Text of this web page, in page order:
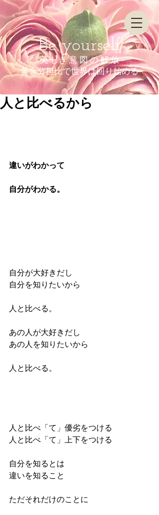
Be yourself
美 しき 意 図 の 解 放
​黄金分担比で世界は回り始める
人と比べるから
違いがわかって
自分がわかる。
自分が大好きだし
自分を知りたいから
人と比べる。
あの人が大好きだし
あの人を知りたいから
人と比べる。
人と比べ「て」優劣をつける
人と比べ「て」上下をつける
自分を知るとは
違いを知ること
ただそれだけのことに